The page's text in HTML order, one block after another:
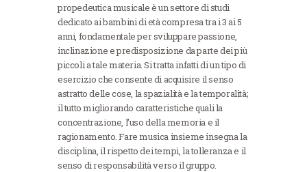
propedeutica musicale è un settore di studi
dedicato ai bambini di età compresa tra i 3 ai 5
anni, fondamentale per sviluppare passione,
inclinazione e predisposizione da parte dei più
piccoli a tale materia. Si tratta infatti di un tipo di
esercizio che consente di acquisire il senso
astratto delle cose, la spazialità e la temporalità;
il tutto migliorando caratteristiche quali la
concentrazione, l’uso della memoria e il
ragionamento. Fare musica insieme insegna la
disciplina, il rispetto dei tempi, la tolleranza e il
senso di responsabilità verso il gruppo.